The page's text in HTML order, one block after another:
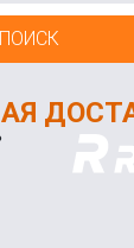
ПОИСК